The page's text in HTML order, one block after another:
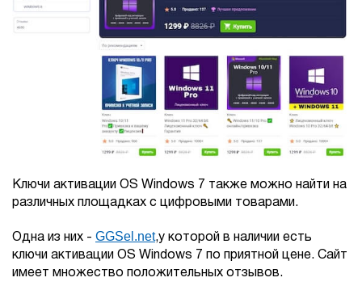
Ключи активации OS Windows 7 также можно найти на
различных площадках с цифровыми товарами.
Одна из них - GGSel.net,у которой в наличии есть
ключи активации OS Windows 7 по приятной цене. Сайт
имеет множество положительных отзывов.